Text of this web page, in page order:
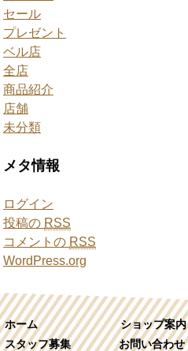
セール
プレゼント
ベル店
全店
商品紹介
店舗
未分類
メタ情報
ログイン
投稿の RSS
コメントの RSS
WordPress.org
ホーム ショップ案内
スタッフ募集
お問い合わせ